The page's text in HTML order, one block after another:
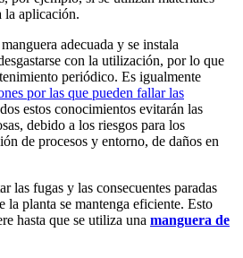
la aplicación.
adecuada y se instala
con la utilización, por lo que
periódico. Es igualmente
por las que pueden fallar las
estos conocimientos evitarán las
debido a los riesgos para los
de procesos y entorno, de daños en
las fugas y las consecuentes paradas
la planta se mantenga eficiente. Esto
hasta que se utiliza una manguera de